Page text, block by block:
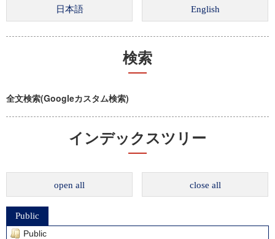
検索
全文検索(Googleカスタム検索)
インデックスツリー
open all close all
Public
Public